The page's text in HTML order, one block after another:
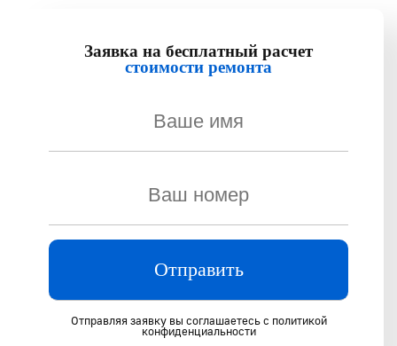
Заявка на бесплатный расчет
стоимости ремонта
Отправляя заявку вы соглашаетесь с политикой
конфиденциальности